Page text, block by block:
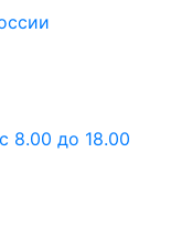
8.00 до 18.00